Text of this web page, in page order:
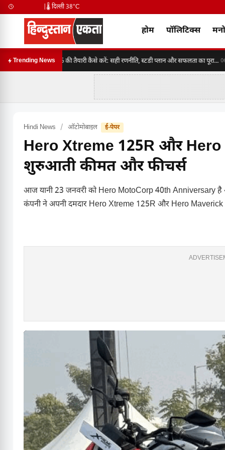
🌡️ दिल्ली 38°C
होम पॉलिटिक्स
Trending News
SSC CGL 2026 की तैयारी कैसे करें: सही रणनीति, स्टडी प्लान और सफलता का पूरा...
Hindi News / ऑटोमोबाइल ई-पेपर
Hero Xtreme 125R और
शुरुआती कीमत और फीचर्स
आज यानी 23 जनवरी को Hero MotoCorp 40th Anniversary
कंपनी ने अपनी दमदार Hero Xtreme 125R और Hero